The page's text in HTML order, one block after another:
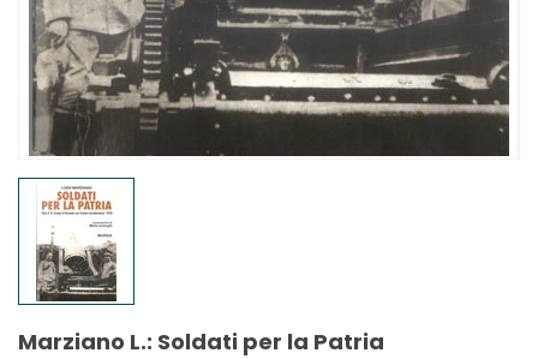
Marziano L.: Soldati per la Patria